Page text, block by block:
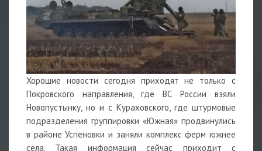
Хорошие новости сегодня приходят не только с
Покровского направления, где ВС России взяли
Новопустынку, но и с Кураховского, где штурмовые
подразделения группировки «Южная» продвинулись
в районе Успеновки и заняли комплекс ферм южнее
села. Такая информация сейчас приходит с